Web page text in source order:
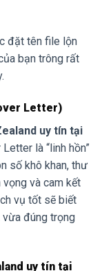
đặt tên file lộn
bạn trông rất
Letter)
uy tín tại
là “linh hồn”
số khô khan, thư
và cam kết
vụ tốt sẽ biết
vừa đúng trọng
uy tín tại